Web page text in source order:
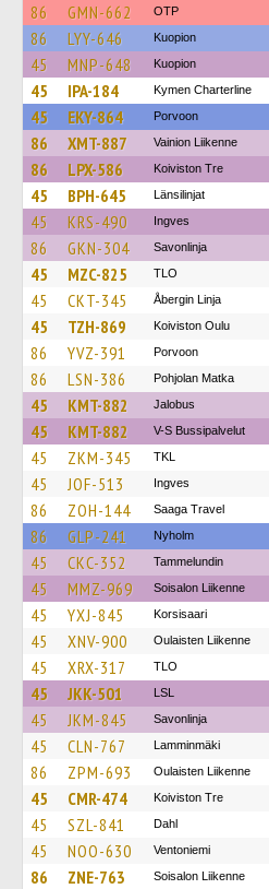
86 GMN-662 OTP
86 LYY-646 Kuopion
45 MNP-648 Kuopion
45 IPA-184 Kymen Charterline
45 EKY-864 Porvoon
86 XMT-887 Vainion Liikenne
86 LPX-586 Koiviston Tre
45 BPH-645 Länsilinjat
45 KRS-490 Ingves
86 GKN-304 Savonlinja
45 MZC-825 TLO
45 CKT-345 Åbergin Linja
45 TZH-869 Koiviston Oulu
86 YVZ-391 Porvoon
86 LSN-386 Pohjolan Matka
45 KMT-882 Jalobus
45 KMT-882 V-S Bussipalvelut
45 ZKM-345 TKL
45 JOF-513 Ingves
86 ZOH-144 Saaga Travel
86 GLP-241 Nyholm
45 CKC-352 Tammelundin
45 MMZ-969 Soisalon Liikenne
45 YXJ-845 Korsisaari
45 XNV-900 Oulaisten Liikenne
45 XRX-317 TLO
45 JKK-501 LSL
45 JKM-845 Savonlinja
45 CLN-767 Lamminmäki
86 ZPM-693 Oulaisten Liikenne
45 CMR-474 Koiviston Tre
45 SZL-841 Dahl
45 NOO-630 Ventoniemi
86 ZNE-763 Soisalon Liikenne